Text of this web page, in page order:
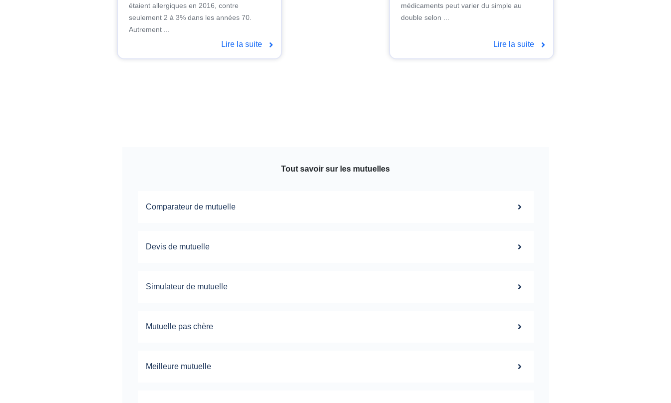
étaient allergiques en 2016, contre
seulement 2 à 3% dans les années 70.
Autrement ...
Lire la suite
médicaments peut varier du simple au
double selon ...
Lire la suite
Tout savoir sur les mutuelles
Comparateur de mutuelle
Devis de mutuelle
Simulateur de mutuelle
Mutuelle pas chère
Meilleure mutuelle